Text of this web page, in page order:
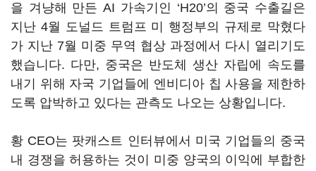
을 겨냥해 만든 AI 가속기인 ‘H20’의 중국 수출길은
지난 4월 도널드 트럼프 미 행정부의 규제로 막혔다
가 지난 7월 미중 무역 협상 과정에서 다시 열리기도
했습니다. 다만, 중국은 반도체 생산 자립에 속도를
내기 위해 자국 기업들에 엔비디아 칩 사용을 제한하
도록 압박하고 있다는 관측도 나오는 상황입니다.
황 CEO는 팟캐스트 인터뷰에서 미국 기업들의 중국
내 경쟁을 허용하는 것이 미중 양국의 이익에 부합한